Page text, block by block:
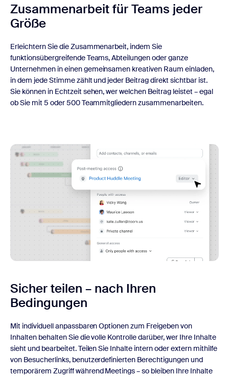
Zusammenarbeit für Teams jeder
Größe
Erleichtern Sie die Zusammenarbeit, indem Sie
funktionsübergreifende Teams, Abteilungen oder ganze
Unternehmen in einen gemeinsamen kreativen Raum einladen,
in dem jede Stimme zählt und jeder Beitrag direkt sichtbar ist.
Sie können in Echtzeit sehen, wer welchen Beitrag leistet – egal
ob Sie mit 5 oder 500 Teammitgliedern zusammenarbeiten.
Sicher teilen – nach Ihren
Bedingungen
Mit individuell anpassbaren Optionen zum Freigeben von
Inhalten behalten Sie die volle Kontrolle darüber, wer Ihre Inhalte
sieht und bearbeitet. Teilen Sie Inhalte intern oder extern mithilfe
von Besucherlinks, benutzerdefinierten Berechtigungen und
temporärem Zugriff während Meetings – so bleiben Ihre Inhalte